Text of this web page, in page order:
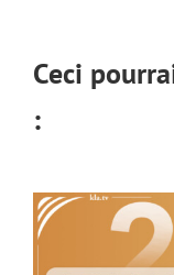
Ceci
: